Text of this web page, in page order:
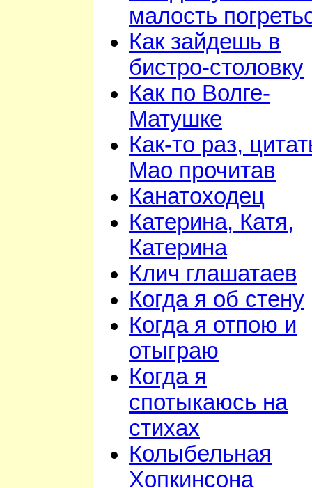
малость
Как зайдешь в
бистро-столовку
Как по Волге-
Матушке
Как-то раз,
Мао прочитав
Канатоходец
Катерина, Катя,
Катерина
Клич глашатаев
Когда я об стену
Когда я отпою и
отыграю
Когда я
спотыкаюсь на
стихах
Колыбельная
Хопкинсона